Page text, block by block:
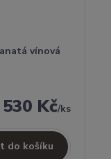
vínová
530 Kč/ks
do košíku